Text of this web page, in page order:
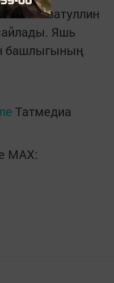
Салаватуллин
Яшь
башлыгының
Татмедиа
MАХ: